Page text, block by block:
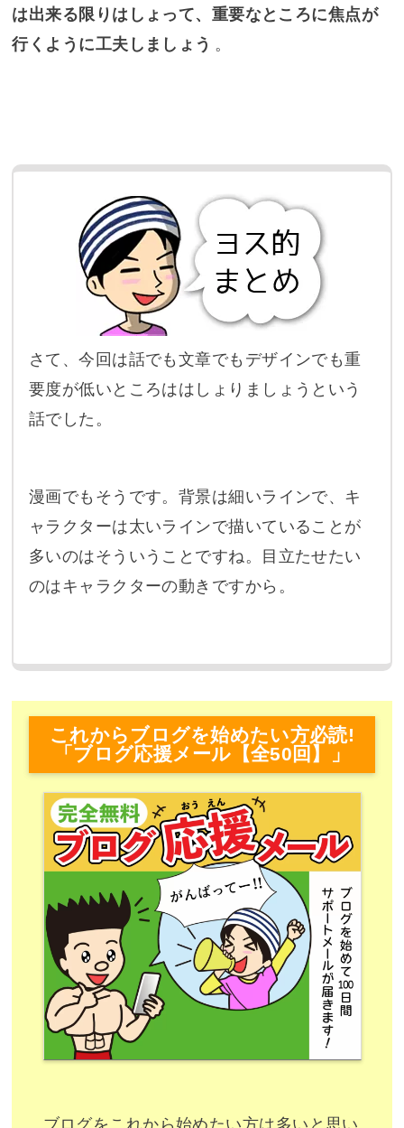
は出来る限りはしょって、重要なところに焦点が
行くように工夫しましょう 。
さて、今回は話でも文章でもデザインでも重
要度が低いところははしょりましょうという
話でした。
漫画でもそうです。背景は細いラインで、キ
ャラクターは太いラインで描いていることが
多いのはそういうことですね。目立たせたい
のはキャラクターの動きですから。
これからブログを始めたい方必読!
「ブログ応援メール【全50回】」
ブログをこれから始めたい方は多いと思い